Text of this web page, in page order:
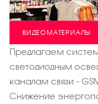
ВИДЕОМАТЕРИАЛЫ
Предлагаем
светодиодным
каналам связи -
Снижение